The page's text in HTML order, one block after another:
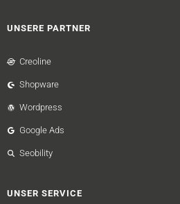
UNSERE PARTNER
Creoline
Shopware
Wordpress
Google Ads
Seobility
UNSER SERVICE